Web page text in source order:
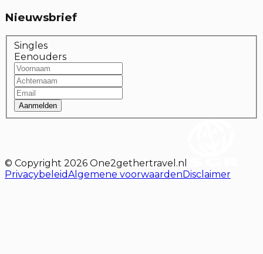
Nieuwsbrief
Singles
Eenouders
Aanmelden
© Copyright 2026 One2gethertravel.nl
PrivacybeleidAlgemene voorwaardenDisclaimer